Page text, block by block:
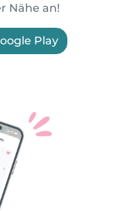
Nähe an!
Play